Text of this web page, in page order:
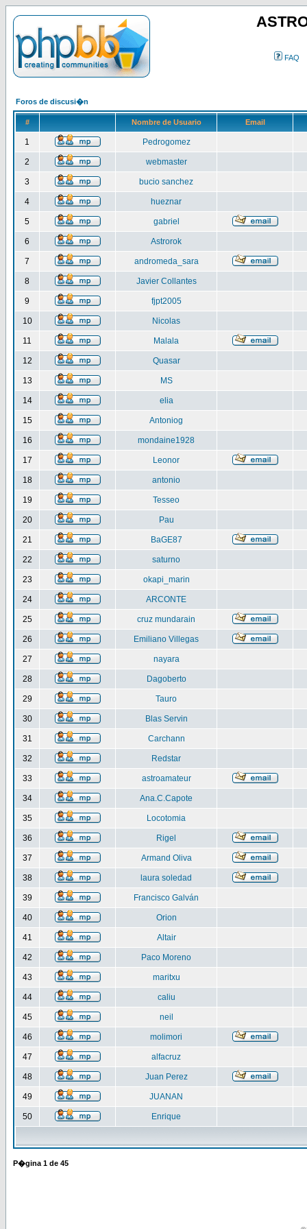
FAQ
Foros de discusi�n
# Nombre de Usuario Email
1 Pedrogomez
2 webmaster
3 bucio sanchez
4 hueznar
5 gabriel
6 Astrorok
7 andromeda_sara
8 Javier Collantes
9 fjpt2005
10 Nicolas
11 Malala
12 Quasar
13 MS
14 elia
15 Antoniog
16 mondaine1928
17 Leonor
18 antonio
19 Tesseo
20 Pau
21 BaGE87
22 saturno
23 okapi_marin
24 ARCONTE
25 cruz mundarain
26 Emiliano Villegas
27 nayara
28 Dagoberto
29 Tauro
30 Blas Servin
31 Carchann
32 Redstar
33 astroamateur
34 Ana.C.Capote
35 Locotomia
36 Rigel
37 Armand Oliva
38 laura soledad
39 Francisco Galván
40 Orion
41 Altair
42 Paco Moreno
43 maritxu
44 caliu
45 neil
46 molimori
47 alfacruz
48 Juan Perez
49 JUANAN
50 Enrique
P�gina 1 de 45